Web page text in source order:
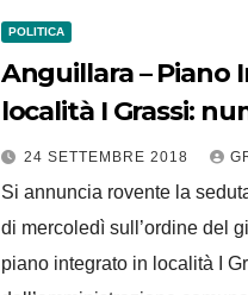
POLITICA
Anguillara – Piano
località I Grassi:
confronto. Il Pd
per il no
24 SETTEMBRE 2018
Si annuncia rovente la
di mercoledì sull’ordine del
piano integrato in località I